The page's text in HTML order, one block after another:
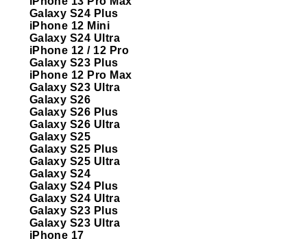
Galaxy S24 Plus
iPhone 12 Mini
Galaxy S24 Ultra
iPhone 12 / 12 Pro
Galaxy S23 Plus
iPhone 12 Pro Max
Galaxy S23 Ultra
Galaxy S26
Galaxy S26 Plus
Galaxy S26 Ultra
Galaxy S25
Galaxy S25 Plus
Galaxy S25 Ultra
Galaxy S24
Galaxy S24 Plus
Galaxy S24 Ultra
Galaxy S23 Plus
Galaxy S23 Ultra
iPhone 17